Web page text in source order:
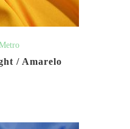
/ Amarelo